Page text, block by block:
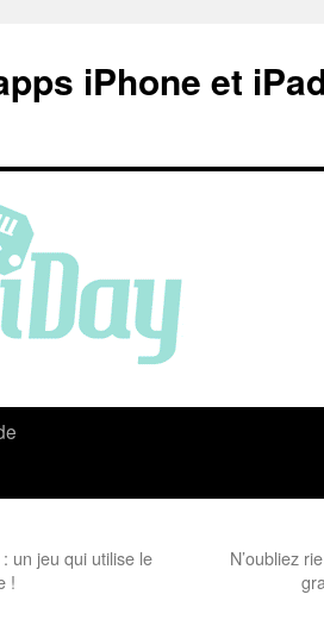
iPhone et
un jeu qui utilise le
!
N’oubliez